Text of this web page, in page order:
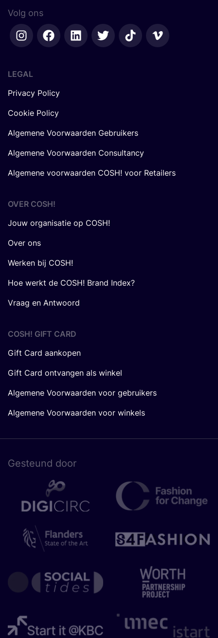
Volg ons
LEGAL
Privacy Policy
Cookie Policy
Algemene Voorwaarden Gebruikers
Algemene Voorwaarden Consultancy
Algemene voorwaarden COSH! voor Retailers
OVER COSH!
Jouw organisatie op COSH!
Over ons
Werken bij COSH!
Hoe werkt de COSH! Brand Index?
Vraag en Antwoord
COSH! GIFT CARD
Gift Card aankopen
Gift Card ontvangen als winkel
Algemene Voorwaarden voor gebruikers
Algemene Voorwaarden voor winkels
Gesteund door